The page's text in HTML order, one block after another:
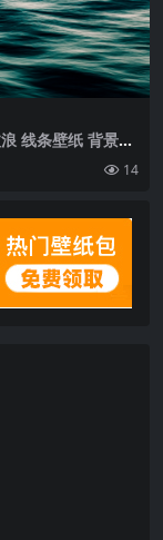
线条壁纸 背景4k
14